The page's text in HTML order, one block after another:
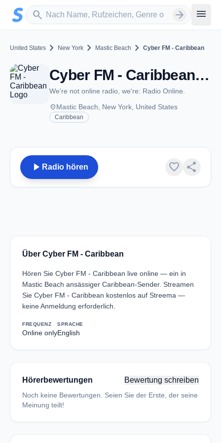
Zum Hauptinhalt springen
search
Sender suchen arrow_forward menu
United States chevron_right New York chevron_right Mastic Beach chevron_right Cyber FM - Caribbean
Cyber FM - Caribbean - Mastic Beach, NY
We're not online radio, we're: Radio Online.
placeMastic Beach, New York, United States
Caribbean
play_arrow Radio hören favorite share
Über Cyber FM - Caribbean
Hören Sie Cyber FM - Caribbean live online — ein in
Mastic Beach ansässiger Caribbean-Sender. Streamen
Sie Cyber FM - Caribbean kostenlos auf Streema —
keine Anmeldung erforderlich.
FREQUENZ
Online only
SPRACHE
English
Hörerbewertungen Bewertung schreiben
Noch keine Bewertungen. Seien Sie der Erste, der seine
Meinung teilt!